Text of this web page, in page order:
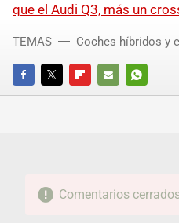
que el Audi Q3, más un
FACEBOOKTWITTERFLIPBOARD
E-
WHATSAPP
TEMAS Coches híbridos y
Comentarios